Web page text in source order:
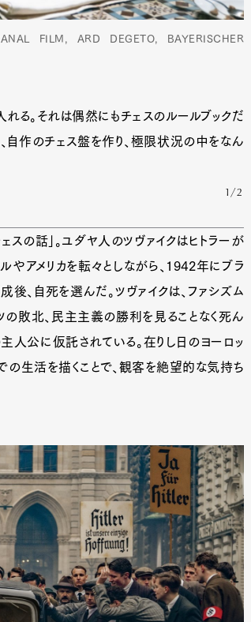
Watch
Fashion
Magazine Official Columnist
Pen international Pen tw
FILM, ARD DEGETO, BAYERISCHER
る。それは偶然にもチェスのルールブックだ
自作のチェス盤を作り、極限状況の中をなん
1/2
スの話」。ユダヤ人のツヴァイクはヒトラーが
やアメリカを転々としながら、1942年にブラ
、自死を選んだ。ツヴァイクは、ファシズム
の敗北、民主主義の勝利を見ることなく死ん
人公に仮託されている。在りし日のヨーロッ
の生活を描くことで、観客を絶望的な気持ち